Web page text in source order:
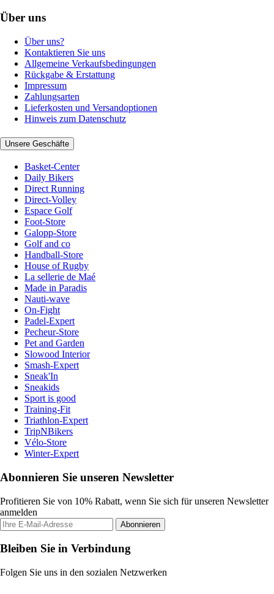
Über uns
Über uns?
Kontaktieren Sie uns
Allgemeine Verkaufsbedingungen
Rückgabe & Erstattung
Impressum
Zahlungsarten
Lieferkosten und Versandoptionen
Hinweis zum Datenschutz
Unsere Geschäfte
Basket-Center
Daily Bikers
Direct Running
Direct-Volley
Espace Golf
Foot-Store
Galopp-Store
Golf and co
Handball-Store
House of Rugby
La sellerie de Maé
Made in Paradis
Nauti-wave
On-Fight
Padel-Expert
Pecheur-Store
Pet and Garden
Slowood Interior
Smash-Expert
Sneak'In
Sneakids
Sport is good
Training-Fit
Triathlon-Expert
TripNBikers
Vélo-Store
Winter-Expert
Abonnieren Sie unseren Newsletter
Profitieren Sie von 10% Rabatt, wenn Sie sich für unseren Newsletter
anmelden
Abonnieren
Bleiben Sie in Verbindung
Folgen Sie uns in den sozialen Netzwerken